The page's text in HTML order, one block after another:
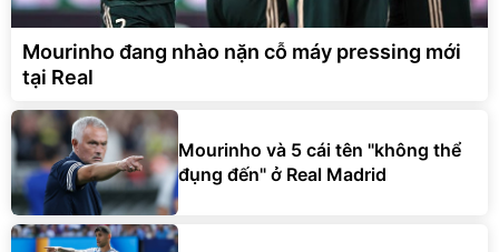
Mourinho đang nhào nặn cỗ máy pressing mới
tại Real
Mourinho và 5 cái tên "không thể
đụng đến" ở Real Madrid